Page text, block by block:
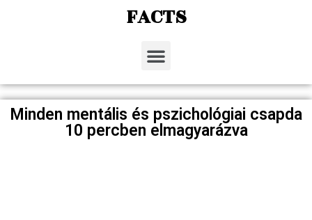
FACTS
Minden mentális és pszichológiai csapda
10 percben elmagyarázva